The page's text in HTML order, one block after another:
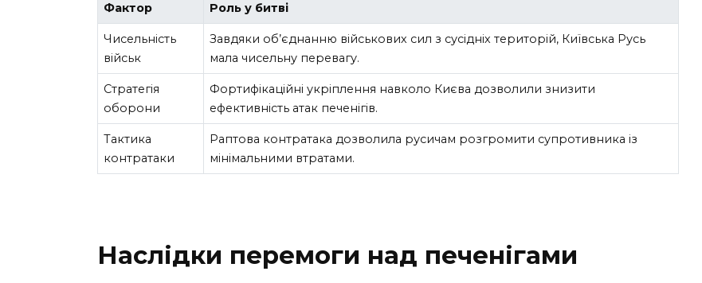
Фактор Роль у битві
Чисельність
військ
Завдяки об’єднанню військових сил з сусідніх територій, Київська Русь
мала чисельну перевагу.
Стратегія
оборони
Фортифікаційні укріплення навколо Києва дозволили знизити
ефективність атак печенігів.
Тактика
контратаки
Раптова контратака дозволила русичам розгромити супротивника із
мінімальними втратами.
Наслідки перемоги над печенігами